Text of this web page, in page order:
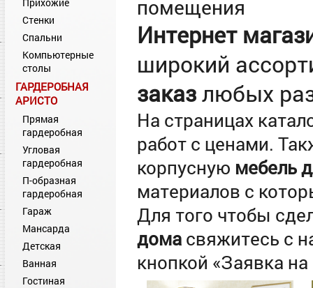
Стенки
Спальни
Компьютерные
столы
ГАРДЕРОБНАЯ
АРИСТО
Прямая
гардеробная
Угловая
гардеробная
П-образная
гардеробная
Гараж
Мансарда
Детская
Ванная
Гостиная
помещения
Интернет
широкий
заказлюбых
На страницах
работ с ценами.
корпусную мебель
материалов с
Для того чтобы
дома свяжитесь с
кнопкой «Заявка